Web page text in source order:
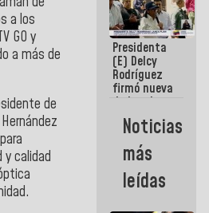
a los
GO y
a más de
de
y calidad
Abuelos
Primavera
en Caracas
Presidenta
(E) Delcy
Rodríguez
firmó nueva
de Ley de
Arrendamiento
aprobada
por la AN
Noticias
más
leídas